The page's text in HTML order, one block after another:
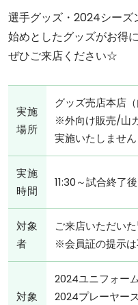
選手グッズ・2024シーズ
始めとしたグッズがお得
ぜひご来店ください☆
実施
場所
グッズ売店本店（
※外向け販売/山
実施いたしません
実施
時間
11:30～試合終了後
対象
者
ご来店いただい
※会員証の提示
対象
2024ユニフォー
2024プレーヤー